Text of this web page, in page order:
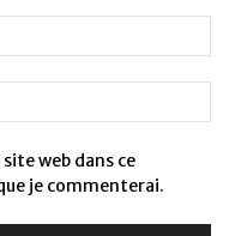
web dans ce
je commenterai.